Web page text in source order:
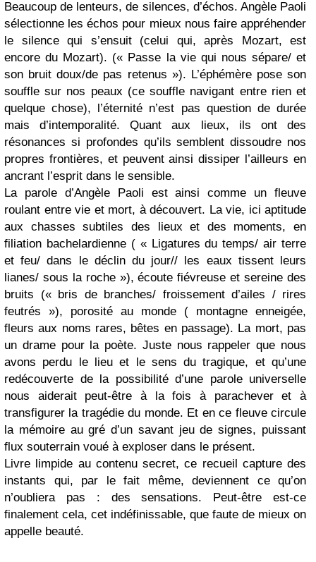
Beaucoup de lenteurs, de silences, d’échos. Angèle Paoli
sélectionne les échos pour mieux nous faire appréhender
le silence qui s’ensuit (celui qui, après Mozart, est
encore du Mozart). (« Passe la vie qui nous sépare/ et
son bruit doux/de pas retenus »). L’éphémère pose son
souffle sur nos peaux (ce souffle navigant entre rien et
quelque chose), l’éternité n’est pas question de durée
mais d’intemporalité. Quant aux lieux, ils ont des
résonances si profondes qu’ils semblent dissoudre nos
propres frontières, et peuvent ainsi dissiper l’ailleurs en
ancrant l’esprit dans le sensible.
La parole d’Angèle Paoli est ainsi comme un fleuve
roulant entre vie et mort, à découvert. La vie, ici aptitude
aux chasses subtiles des lieux et des moments, en
filiation bachelardienne ( « Ligatures du temps/ air terre
et feu/ dans le déclin du jour// les eaux tissent leurs
lianes/ sous la roche »), écoute fiévreuse et sereine des
bruits (« bris de branches/ froissement d’ailes / rires
feutrés »), porosité au monde ( montagne enneigée,
fleurs aux noms rares, bêtes en passage). La mort, pas
un drame pour la poète. Juste nous rappeler que nous
avons perdu le lieu et le sens du tragique, et qu’une
redécouverte de la possibilité d’une parole universelle
nous aiderait peut-être à la fois à parachever et à
transfigurer la tragédie du monde. Et en ce fleuve circule
la mémoire au gré d’un savant jeu de signes, puissant
flux souterrain voué à exploser dans le présent.
Livre limpide au contenu secret, ce recueil capture des
instants qui, par le fait même, deviennent ce qu’on
n’oubliera pas : des sensations. Peut-être est-ce
finalement cela, cet indéfinissable, que faute de mieux on
appelle beauté.